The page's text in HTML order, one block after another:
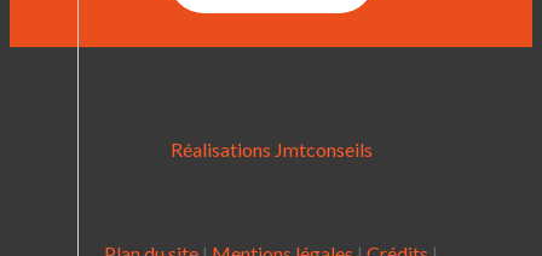
Réalisations Jmtconseils